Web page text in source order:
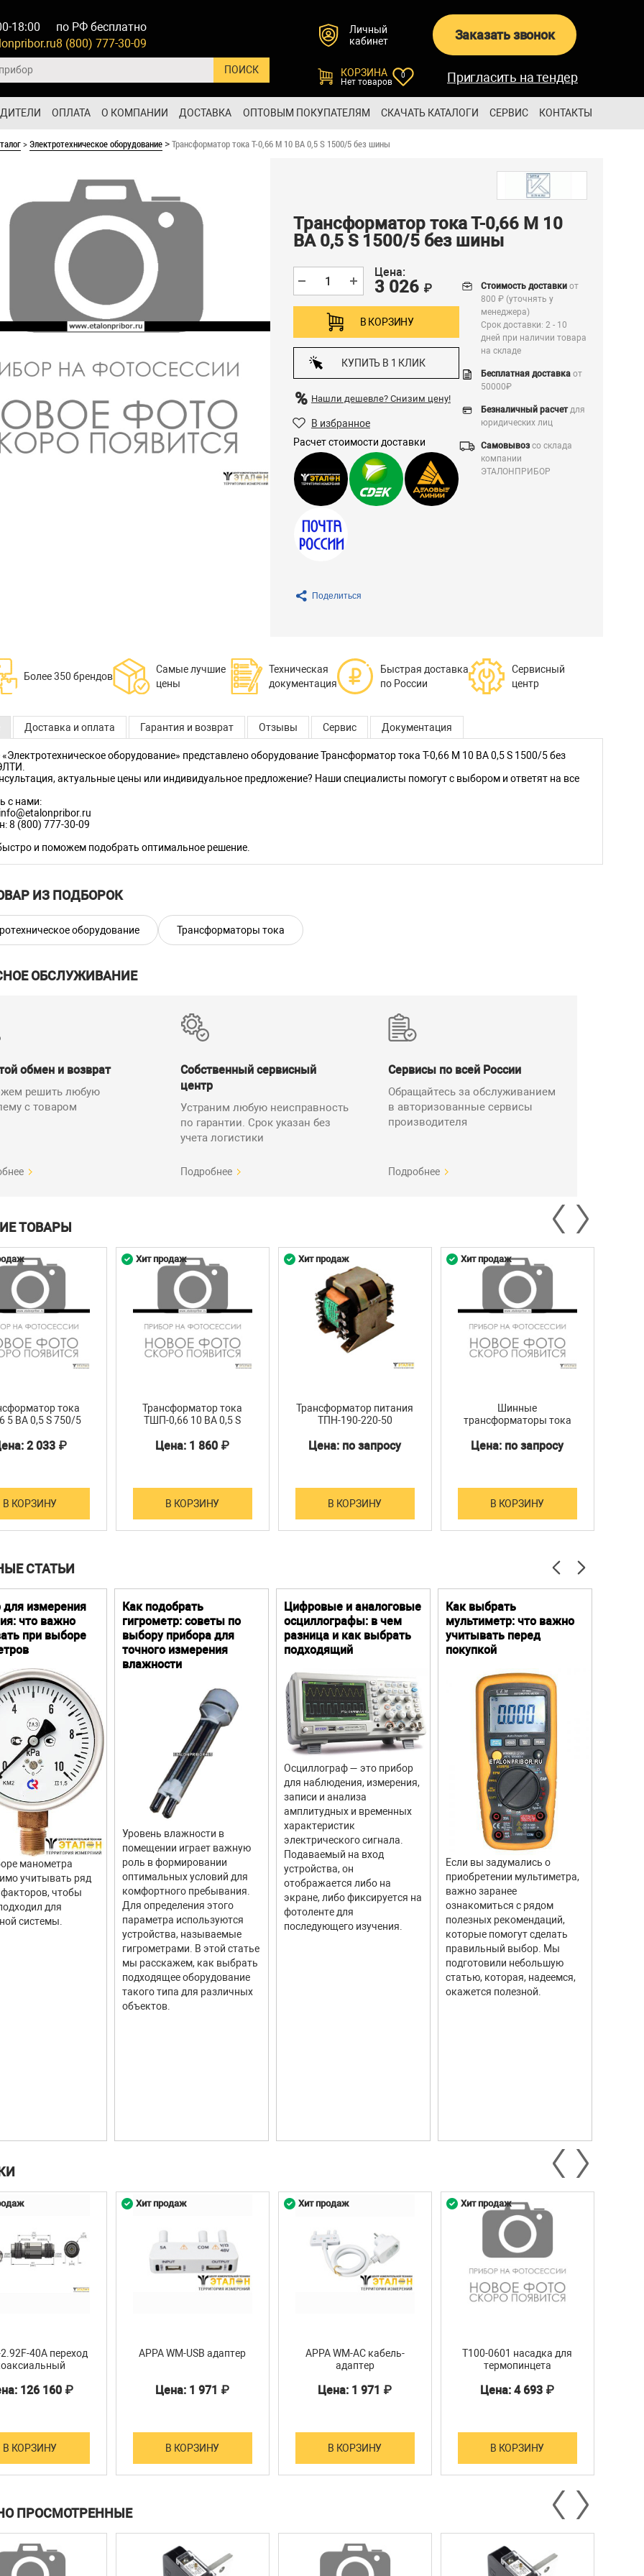
18:00
по РФ бесплатно
8 (800) 777-30-09
Личный
кабинет
Заказать звонок
КОРЗИНА
Нет товаров
0 Пригласить на тендер
ОПЛАТА О КОМПАНИИ ДОСТАВКА ОПТОВЫМ ПОКУПАТЕЛЯМ СКАЧАТЬ КАТАЛОГИ СЕРВИС КОНТАКТЫ
>Электротехническое оборудование >Трансформатор тока Т-0,66 M 10 ВА 0,5 S 1500/5 без шины
Трансформатор тока Т-0,66 M 10
ВА 0,5 S 1500/5 без шины
Цена:
3 026 ₽
В КОРЗИНУ
КУПИТЬ В 1 КЛИК
Нашли дешевле? Снизим цену!
В избранное
Расчет стоимости доставки
Стоимость доставкиот
800 ₽ (уточнять у
менеджера)
Срок доставки: 2 - 10
дней при наличии товара
на складе
Бесплатная доставкаот
50000₽
Безналичный расчетдля
юридических лиц
Самовывозсо склада
компании
ЭТАЛОНПРИБОР
Поделиться
Более 350 брендов
Самые лучшие
цены
Техническая
документация
Быстрая доставка
по России
Сервисный
центр
Доставка и оплата Гарантия и возврат Отзывы Сервис Документация
«Электротехническое оборудование» представлено оборудование Трансформатор тока Т-0,66 M 10 ВА 0,5 S 1500/5 без
актуальные цены или индивидуальное предложение? Наши специалисты помогут с выбором и ответят на все
с нами:
info@etalonpribor.ru
8 (800) 777-30-09
и поможем подобрать оптимальное решение.
ИЗ ПОДБОРОК
оборудование Трансформаторы тока
ОБСЛУЖИВАНИЕ
обмен и возврат
решить любую
с товаром
Собственный сервисный
центр
Устраним любую неисправность
по гарантии. Срок указан без
учета логистики
Подробнее
Сервисы по всей России
Обращайтесь за обслуживанием
в авторизованные сервисы
производителя
Подробнее
ТОВАРЫ
тока
5 ВА 0,5 S 750/5
2 033 ₽
В КОРЗИНУ
Трансформатор тока
ТШП-0,66 10 ВА 0,5 S
Цена: 1 860 ₽
В КОРЗИНУ
Хит продаж
Трансформатор питания
ТПН-190-220-50
Цена: по запросу
В КОРЗИНУ
Хит продаж
Шинные
трансформаторы тока
Цена: по запросу
В КОРЗИНУ
Хит продаж
СТАТЬИ
для измерения
что важно
при выборе
манометра
учитывать ряд
чтобы
для
системы.
Как подобрать
гигрометр: советы по
выбору прибора для
точного измерения
влажности
Уровень влажности в
помещении играет важную
роль в формировании
оптимальных условий для
комфортного пребывания.
Для определения этого
параметра используются
устройства, называемые
гигрометрами. В этой статье
мы расскажем, как выбрать
подходящее оборудование
такого типа для различных
объектов.
Цифровые и аналоговые
осциллографы: в чем
разница и как выбрать
подходящий
Осциллограф — это прибор
для наблюдения, измерения,
записи и анализа
амплитудных и временных
характеристик
электрического сигнала.
Подаваемый на вход
устройства, он
отображается либо на
экране, либо фиксируется на
фотоленте для
последующего изучения.
Как выбрать
мультиметр: что важно
учитывать перед
покупкой
Если вы задумались о
приобретении мультиметра,
важно заранее
ознакомиться с рядом
полезных рекомендаций,
которые помогут сделать
правильный выбор. Мы
подготовили небольшую
статью, которая, надеемся,
окажется полезной.
40A переход
126 160 ₽
В КОРЗИНУ
APPA WM-USB адаптер
Цена: 1 971 ₽
В КОРЗИНУ
Хит продаж
APPA WM-AC кабель-
адаптер
Цена: 1 971 ₽
В КОРЗИНУ
Хит продаж
T100-0601 насадка для
термопинцета
Цена: 4 693 ₽
В КОРЗИНУ
Хит продаж
ПРОСМОТРЕННЫЕ